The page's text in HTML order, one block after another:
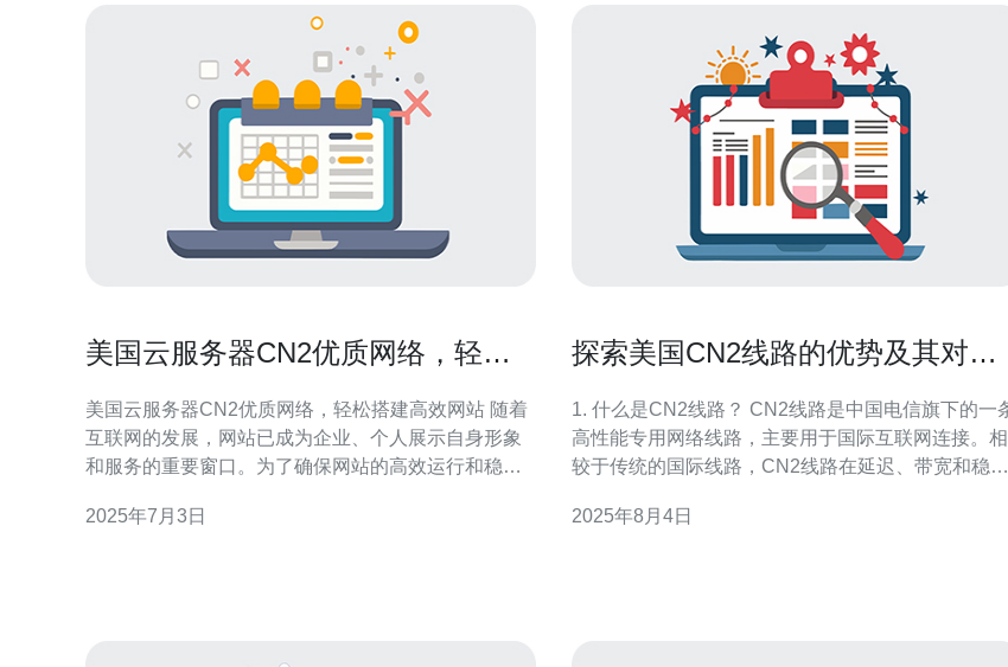
美国云服务器CN2优质网络，轻松
美国云服务器CN2优质网络，轻松搭建高效网站 随着
互联网的发展，网站已成为企业、个人展示自身形象
和服务的重要窗口。为了确保网站的高效运行和稳定
国云服务器CN2网络优质，为您提供高速稳定的网络
2025年7月3日
探索美国CN2线路的优势及其对网
1. 什么是CN2线路？ CN2线路是中国电信旗下的一条
高性能专用网络线路，主要用于国际互联网连接。相
较于传统的国际线路，CN2线路在延迟、带宽和稳定
接的网站，例如电子商务、在线教育和视频直播等。
2025年8月4日